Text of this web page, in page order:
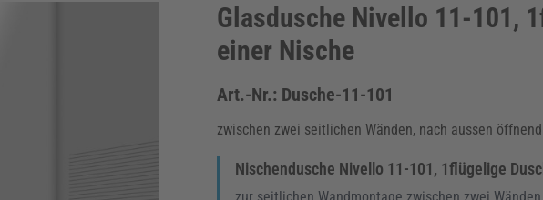
Glasdusche Nivello 11-101,
einer Nische
Art.-Nr.: Dusche-11-101
zwischen zwei seitlichen Wänden, nach aussen
Nischendusche Nivello 11-101, 1flügelige
zur seitlichen Wandmontage zwischen zwei